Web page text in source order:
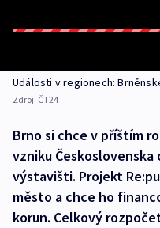
Události v regionech:
Zdroj: ČT24
Brno si chce v příštím
vzniku
výstavišti. Projekt
město a chce ho
korun. Celkový